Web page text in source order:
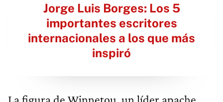
Jorge Luis Borges: Los 5
importantes escritores
internacionales a los que más
inspiró
La figura de Winnetou, un líder apache